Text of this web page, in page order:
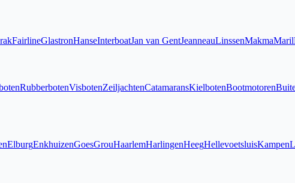
FairlineGlastronHanseInterboatJan van GentJeanneauLinssenMakmaMaril
RubberbotenVisbotenZeiljachtenCatamaransKielbotenBootmotoren
ElburgEnkhuizenGoesGrouHaarlemHarlingenHeegHellevoetsluisKampen